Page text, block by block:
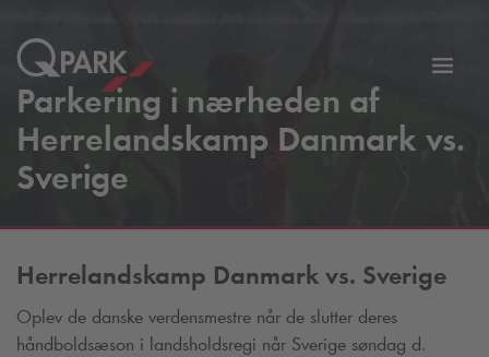
Slå
til
Parkering i nærheden af
Herrelandskamp Danmark vs.
Sverige
Herrelandskamp Danmark vs. Sverige
Oplev de danske verdensmestre når de slutter deres
håndboldsæson i landsholdsregi når Sverige søndag d.